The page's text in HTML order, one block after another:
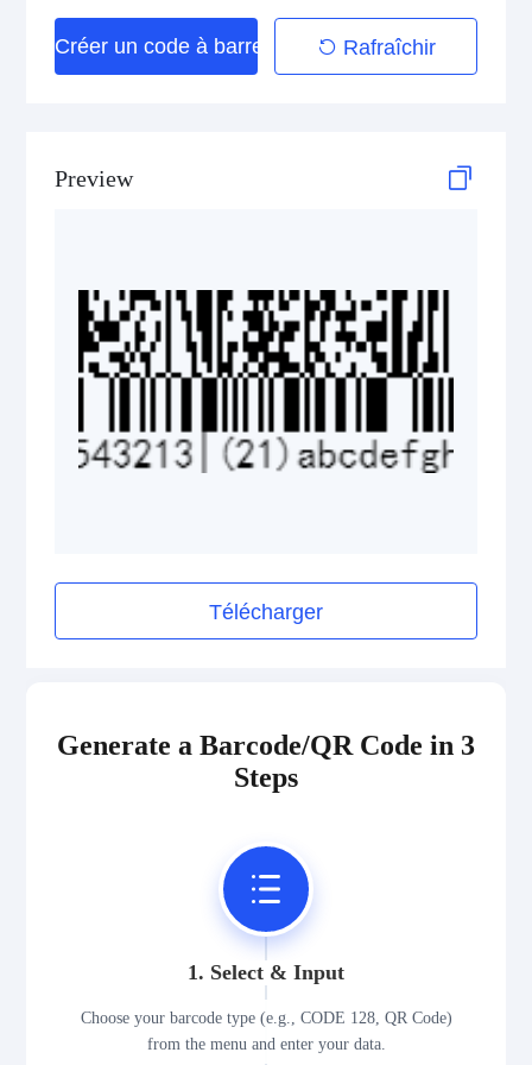
GS1 DataBar Stacked Composite
Medical Device Codes
2D Codes
Créer un code à barres Rafraîchir
Preview
Télécharger
Generate a Barcode/QR Code in 3
Steps
1. Select & Input
Choose your barcode type (e.g., CODE 128, QR Code)
from the menu and enter your data.